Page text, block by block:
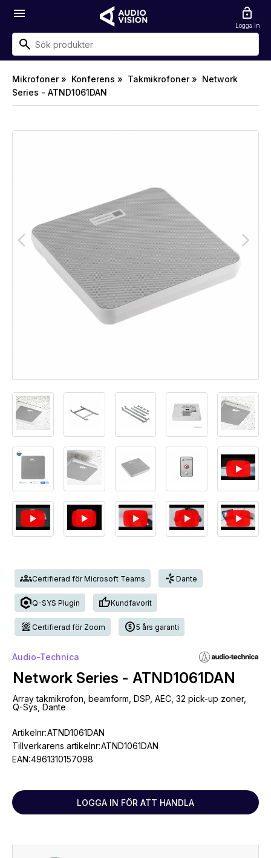
menu lock_open
Logga in
Mikrofoner » Konferens » Takmikrofoner » Network
Series - ATND1061DAN
arrow_back_ios arrow_forward_ios
groupsCertifierad för Microsoft Teams Dante
Q-SYS Plugin thumb_upKundfavorit
background_replace Certifierad för Zoom counter_55 års garanti
Audio-Technica
Network Series - ATND1061DAN
Array takmikrofon, beamform, DSP, AEC, 32 pick-up zoner,
Q-Sys, Dante
Artikelnr:ATND1061DAN
Tillverkarens artikelnr:ATND1061DAN
EAN:4961310157098
LOGGA IN FÖR ATT HANDLA